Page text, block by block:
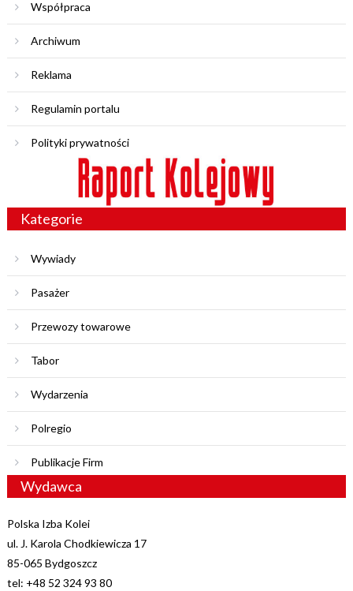
Współpraca
Archiwum
Reklama
Regulamin portalu
Polityki prywatności
Kategorie
Wywiady
Pasażer
Przewozy towarowe
Tabor
Wydarzenia
Polregio
Publikacje Firm
Wydawca
Polska Izba Kolei
ul. J. Karola Chodkiewicza 17
85-065 Bydgoszcz
tel: +48 52 324 93 80